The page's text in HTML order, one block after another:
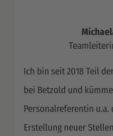
Ich bin seit 2018 Teil
bei Betzold und
Personalreferentin u.a.
Erstellung neuer